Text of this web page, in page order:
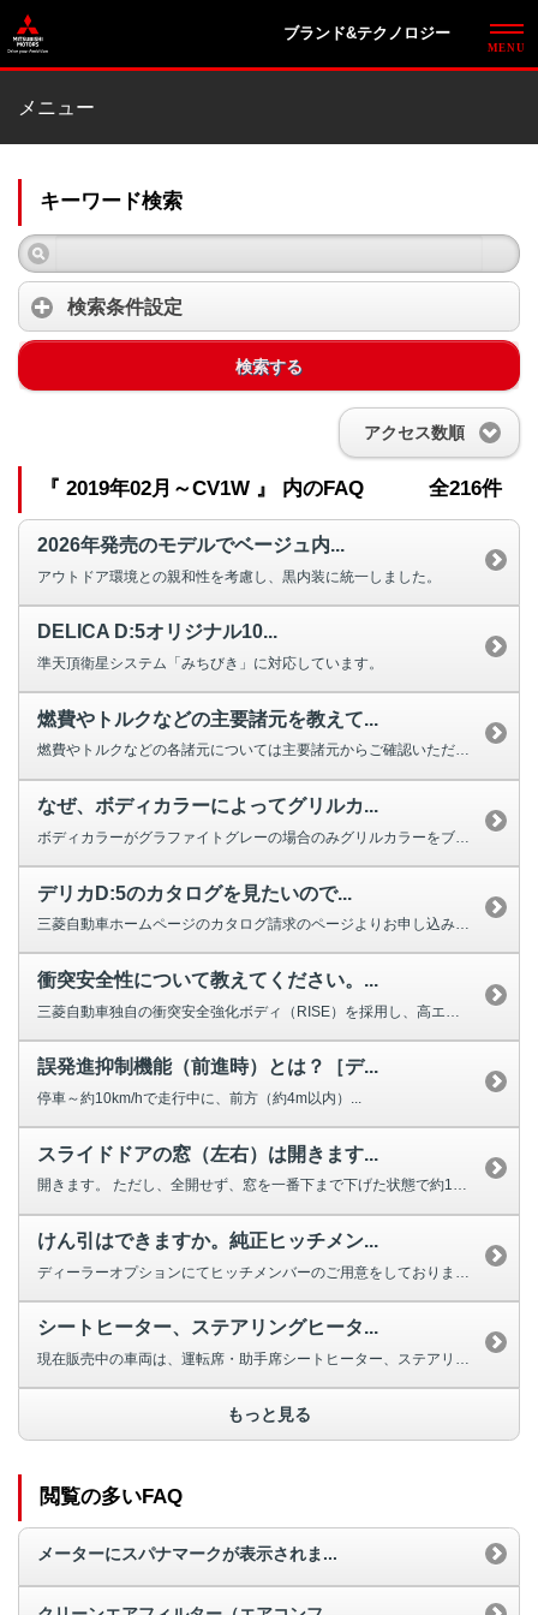
ブランド&テクノロジー
メニュー
キーワード検索
検索条件設定
検索する
アクセス数順
『 2019年02月～CV1W 』 内のFAQ 全216件
2026年発売のモデルでベージュ内...
アウトドア環境との親和性を考慮し、黒内装に統一しました。
DELICA D:5オリジナル10...
準天頂衛星システム「みちびき」に対応しています。
燃費やトルクなどの主要諸元を教えて...
燃費やトルクなどの各諸元については主要諸元からご確認いただけます。
なぜ、ボディカラーによってグリルカ...
ボディカラーがグラファイトグレーの場合のみグリルカラーをブラックとしました...
デリカD:5のカタログを見たいので...
三菱自動車ホームページのカタログ請求のページよりお申し込みいただけます。 ...
衝突安全性について教えてください。...
誤発進抑制機能（前進時）とは？［デ...
停車～約10km/hで走行中に、前方（約4m以内）...
スライドドアの窓（左右）は開きます...
開きます。 ただし、全開せず、窓を一番下まで下げた状態で約10cm残りま...
けん引はできますか。純正ヒッチメン...
シートヒーター、ステアリングヒータ...
現在販売中の車両は、運転席・助手席シートヒーター、ステアリングヒーターの設...
もっと見る
閲覧の多いFAQ
メーターにスパナマークが表示されま...